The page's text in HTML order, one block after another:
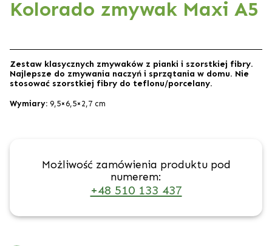
Kolorado zmywak Maxi A5
Zestaw klasycznych zmywaków z pianki i szorstkiej fibry.
Najlepsze do zmywania naczyń i sprzątania w domu. Nie
stosować szorstkiej fibry do teflonu/porcelany.
Wymiary: 9,5×6,5×2,7 cm
Możliwość zamówienia produktu pod
numerem:
+48 510 133 437